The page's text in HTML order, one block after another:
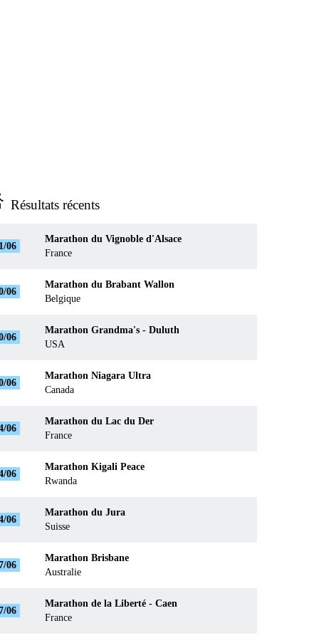
Résultats récents
06
Marathon du Vignoble d'Alsace
France
06
Marathon du Brabant Wallon
Belgique
06
Marathon Grandma's - Duluth
USA
06
Marathon Niagara Ultra
Canada
06
Marathon du Lac du Der
France
06
Marathon Kigali Peace
Rwanda
06
Marathon du Jura
Suisse
06
Marathon Brisbane
Australie
06
Marathon de la Liberté - Caen
France